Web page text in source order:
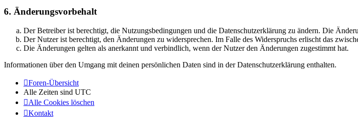
6. Änderungsvorbehalt
Der Betreiber ist berechtigt, die Nutzungsbedingungen und die Datenschutzerklärung zu ändern. Die
Der Nutzer ist berechtigt, den Änderungen zu widersprechen. Im Falle des Widerspruchs erlischt das
Die Änderungen gelten als anerkannt und verbindlich, wenn der Nutzer den Änderungen zugestimmt hat.
Informationen über den Umgang mit deinen persönlichen Daten sind in der Datenschutzerklärung enthalten.
Foren-Übersicht
Alle Zeiten sind UTC
Alle Cookies löschen
Kontakt